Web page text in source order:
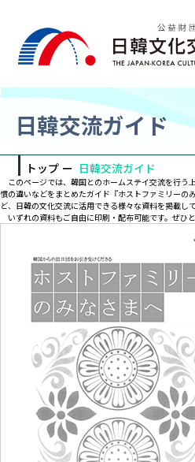
日韓交流ガイド
トップ 日韓交流ガイド
このページでは、韓国とのホームステイ交流を行う
慣の違いなどをまとめたガイド『ホストファミリーの
ど、日韓の文化交流に活用できる様々な資料を掲載して
いずれの資料もご自由に印刷・配布可能です。ぜひ